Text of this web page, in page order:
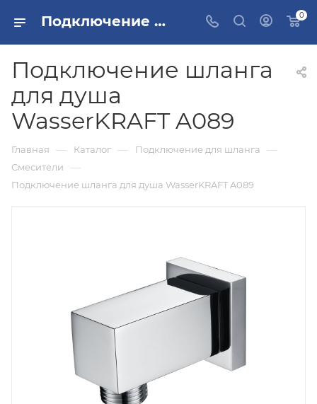
Подключение шланга для душа WasserKRAFT A089 купить в Москве 0
Подключение шланга
для душа
WasserKRAFT A089
Главная — Каталог — Подключение для шланга —
Смесители —
Подключение шланга для душа WasserKRAFT A089